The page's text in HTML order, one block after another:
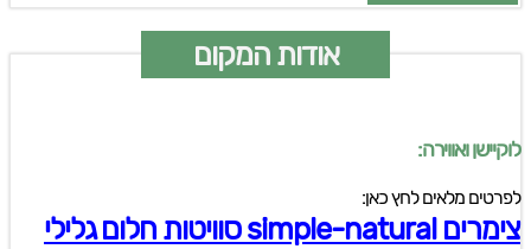
אודות המקום
לוקיישן ואווירה:
לפרטים מלאים לחץ כאן:
צימרים simple-natural סוויטות חלום גלילי